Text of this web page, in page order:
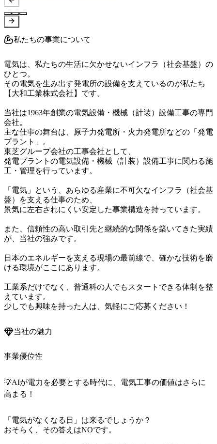
私たちの事業について
電気は、私たちの生活に欠かせないインフラ（社会基盤）の
ひとつ。
その電気を生み出す発電所の設備を支えているのが私たち
【大和工業株式会社】です。
当社は1963年創業の電気設備・機械（計装）設備工事の専門
会社。
主な仕事の舞台は、原子力発電所・火力発電所などの「発電
プラント」。
東芝グループ会社の工事会社として、
発電プラントの電気設備・機械（計装）設備工事に関わる施
工・管理を行っています。
「電気」という、あらゆる産業に不可欠なインフラ（社会基
盤）を支える仕事のため、
景気に左右されにくい安定した事業構造を持っています。
また、信頼性の高い取引先と継続的な関係を築いてきた実績
が、当社の強みです。
日本のエネルギーを支える現場の最前線で、確かな技術を磨
ける環境がここにあります。
工業系だけでなく、普通科の人でもスタートできる体制を整
えています。
当社の魅力
事業優位性
💡AIが電力を必要とする時代に、電気工事の価値はさらに
高まる！
「電気がなくなる日」は来るでしょうか？
おそらく、その答えはNOです。